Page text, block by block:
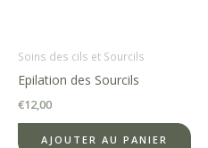
Soins des cils et Sourcils
Epilation des Sourcils
€12,00
AJOUTER AU PANIER